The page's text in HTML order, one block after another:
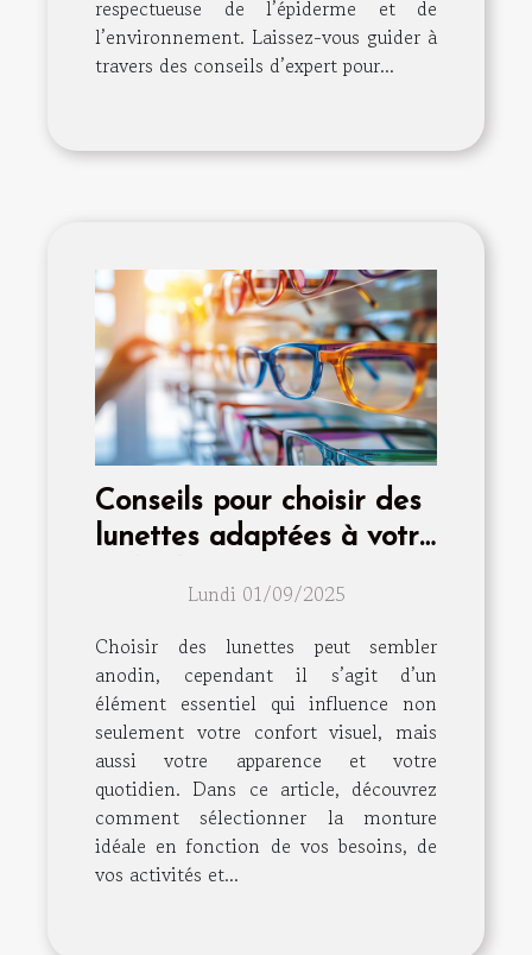
respectueuse de l’épiderme et de
l’environnement. Laissez-vous guider à
travers des conseils d’expert pour...
Conseils pour choisir des
lunettes adaptées à votre
Lundi 01/09/2025
Choisir des lunettes peut sembler
anodin, cependant il s’agit d’un
élément essentiel qui influence non
seulement votre confort visuel, mais
aussi votre apparence et votre
quotidien. Dans ce article, découvrez
comment sélectionner la monture
idéale en fonction de vos besoins, de
vos activités et...